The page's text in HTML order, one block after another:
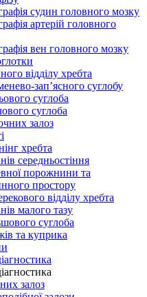
судин головного мозку
артерій головного
вен головного мозку
відділу хребта
зап’ясного суглобу
суглоба
суглоба
залоз
хребта
середньостіння
порожнини та
простору
відділу хребта
малого тазу
суглоба
та куприка
залоз